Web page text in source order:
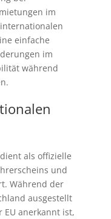
im
einfache
im
während
als offizielle
und
Während der
ausgestellt
anerkannt ist,